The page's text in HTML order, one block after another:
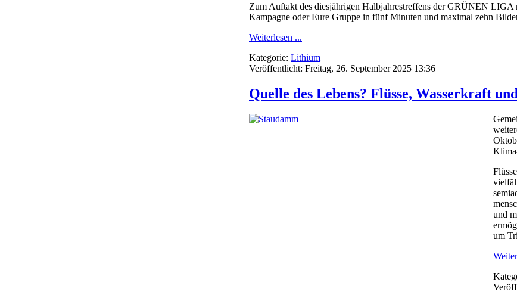
Zum Auftakt des diesjährigen Halbjahrestreffens der GRÜNEN
Kampagne oder Eure Gruppe in fünf Minuten und maximal zehn
Weiterlesen ...
Kategorie: Lithium
Veröffentlicht: Freitag, 26. September 2025 13:36
Quelle des Lebens? Flüsse, Wasserkraft
und
um